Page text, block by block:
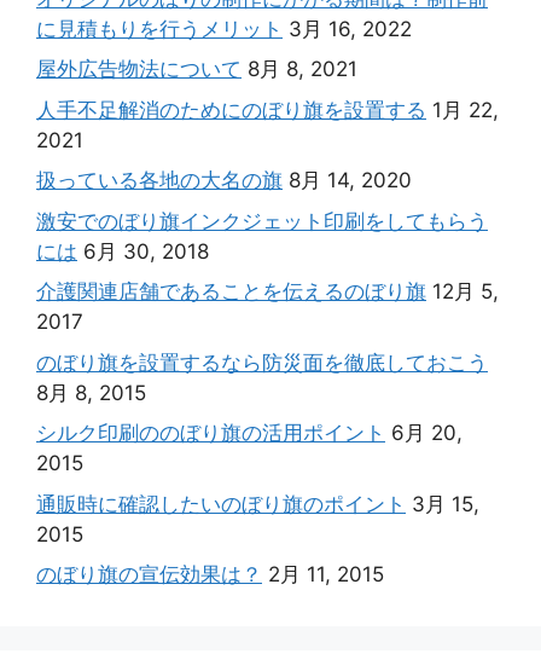
に見積もりを行うメリット 3月 16, 2022
屋外広告物法について 8月 8, 2021
人手不足解消のためにのぼり旗を設置する 1月 22,
2021
扱っている各地の大名の旗 8月 14, 2020
激安でのぼり旗インクジェット印刷をしてもらう
には 6月 30, 2018
介護関連店舗であることを伝えるのぼり旗 12月 5,
2017
のぼり旗を設置するなら防災面を徹底しておこう
8月 8, 2015
シルク印刷ののぼり旗の活用ポイント 6月 20,
2015
通販時に確認したいのぼり旗のポイント 3月 15,
2015
のぼり旗の宣伝効果は？ 2月 11, 2015